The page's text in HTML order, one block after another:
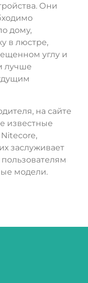
Они
дому,
в люстре,
углу и
лучше
на сайте
известные
заслуживает
модели.